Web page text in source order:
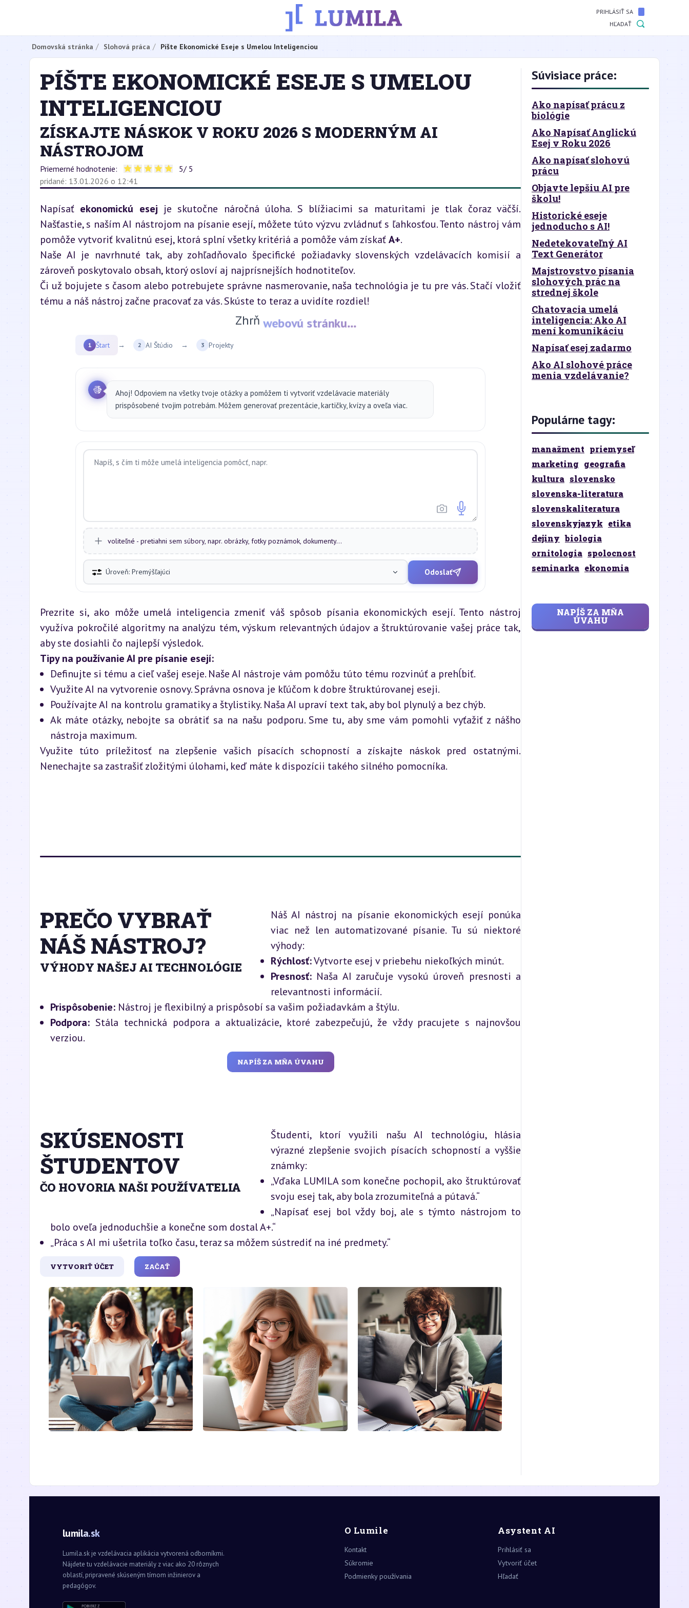
PRIHLÁSIŤ SA
HĽADAŤ
Domovská stránka Slohová práca Píšte Ekonomické Eseje s Umelou Inteligenciou
PÍŠTE EKONOMICKÉ ESEJE S UMELOU
INTELIGENCIOU
ZÍSKAJTE NÁSKOK V ROKU 2026 S MODERNÝM AI
NÁSTROJOM
Priemerné hodnotenie: 5/ 5
pridané: 13.01.2026 o 12:41
Napísať ekonomickú esej je skutočne náročná úloha. S blížiacimi sa maturitami je tlak čoraz väčší.
Našťastie, s naším AI nástrojom na písanie esejí, môžete túto výzvu zvládnuť s ľahkosťou. Tento nástroj vám
pomôže vytvoriť kvalitnú esej, ktorá splní všetky kritériá a pomôže vám získať A+.
Naše AI je navrhnuté tak, aby zohľadňovalo špecifické požiadavky slovenských vzdelávacích komisií a
zároveň poskytovalo obsah, ktorý osloví aj najprísnejších hodnotiteľov.
Či už bojujete s časom alebo potrebujete správne nasmerovanie, naša technológia je tu pre vás. Stačí vložiť
tému a náš nástroj začne pracovať za vás. Skúste to teraz a uvidíte rozdiel!
Zhrňwebovú stránku...
1 Štart → 2 AI Štúdio → 3 Projekty
Ahoj! Odpoviem na všetky tvoje otázky a pomôžem ti vytvoriť vzdelávacie materiály
prispôsobené tvojim potrebám. Môžem generovať prezentácie, kartičky, kvízy a oveľa viac.
voliteľné - pretiahni sem súbory, napr. obrázky, fotky poznámok, dokumenty...
Úroveň: Premýšľajúci Odoslať
Prezrite si, ako môže umelá inteligencia zmeniť váš spôsob písania ekonomických esejí. Tento nástroj
využíva pokročilé algoritmy na analýzu tém, výskum relevantných údajov a štruktúrovanie vašej práce tak,
aby ste dosiahli čo najlepší výsledok.
Tipy na používanie AI pre písanie esejí:
Definujte si tému a cieľ vašej eseje. Naše AI nástroje vám pomôžu túto tému rozvinúť a prehĺbiť.
Využite AI na vytvorenie osnovy. Správna osnova je kľúčom k dobre štruktúrovanej eseji.
Používajte AI na kontrolu gramatiky a štylistiky. Naša AI upraví text tak, aby bol plynulý a bez chýb.
Ak máte otázky, nebojte sa obrátiť sa na našu podporu. Sme tu, aby sme vám pomohli vyťažiť z nášho
nástroja maximum.
Využite túto príležitosť na zlepšenie vašich písacích schopností a získajte náskok pred ostatnými.
Nenechajte sa zastrašiť zložitými úlohami, keď máte k dispozícii takého silného pomocníka.
PREČO VYBRAŤ
NÁŠ NÁSTROJ?
VÝHODY NAŠEJ AI TECHNOLÓGIE
Náš AI nástroj na písanie ekonomických esejí ponúka
viac než len automatizované písanie. Tu sú niektoré
výhody:
Rýchlosť:Vytvorte esej v priebehu niekoľkých minút.
Presnosť: Naša AI zaručuje vysokú úroveň presnosti a
relevantnosti informácií.
Prispôsobenie: Nástroj je flexibilný a prispôsobí sa vašim požiadavkám a štýlu.
Podpora: Stála technická podpora a aktualizácie, ktoré zabezpečujú, že vždy pracujete s najnovšou
verziou.
NAPÍŠ ZA MŇA ÚVAHU
SKÚSENOSTI
ŠTUDENTOV
ČO HOVORIA NAŠI POUŽÍVATELIA
Študenti, ktorí využili našu AI technológiu, hlásia
výrazné zlepšenie svojich písacích schopností a vyššie
známky:
„Vďaka LUMILA som konečne pochopil, ako štruktúrovať
svoju esej tak, aby bola zrozumiteľná a pútavá.“
„Napísať esej bol vždy boj, ale s týmto nástrojom to
bolo oveľa jednoduchšie a konečne som dostal A+.“
„Práca s AI mi ušetrila toľko času, teraz sa môžem sústrediť na iné predmety.“
VYTVORIŤ ÚČET ZAČAŤ
Súvisiace práce:
Ako napísať prácu z
biológie
Ako Napísať Anglickú
Esej v Roku 2026
Ako napísať slohovú
prácu
Objavte lepšiu AI pre
školu!
Historické eseje
jednoducho s AI!
Nedetekovateľný AI
Text Generátor
Majstrovstvo písania
slohových prác na
strednej škole
Chatovacia umelá
inteligencia: Ako AI
mení komunikáciu
Napísať esej zadarmo
Ako AI slohové práce
menia vzdelávanie?
Populárne tagy:
manažment priemyseľ
marketing geografia
kultura slovensko
slovenska-literatura
slovenskaliteratura
slovenskyjazyk etika
dejiny biologia
ornitologia spolocnost
seminarka ekonomia
NAPÍŠ ZA MŇA
ÚVAHU
lumila.sk
Lumila.sk je vzdelávacia aplikácia vytvorená odborníkmi.
Nájdete tu vzdelávacie materiály z viac ako 20 rôznych
oblastí, pripravené skúseným tímom inžinierov a
pedagógov.
O Lumile
Kontakt
Súkromie
Podmienky používania
Asystent AI
Prihlásiť sa
Vytvoriť účet
Hľadať